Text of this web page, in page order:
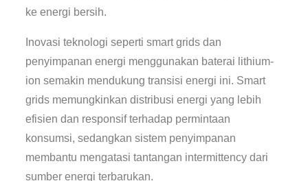
ke energi bersih.
Inovasi teknologi seperti smart grids dan
penyimpanan energi menggunakan baterai lithium-
ion semakin mendukung transisi energi ini. Smart
grids memungkinkan distribusi energi yang lebih
efisien dan responsif terhadap permintaan
konsumsi, sedangkan sistem penyimpanan
membantu mengatasi tantangan intermittency dari
sumber energi terbarukan.